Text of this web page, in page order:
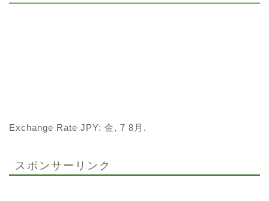
Exchange Rate JPY: 金, 7 8月.
スポンサーリンク